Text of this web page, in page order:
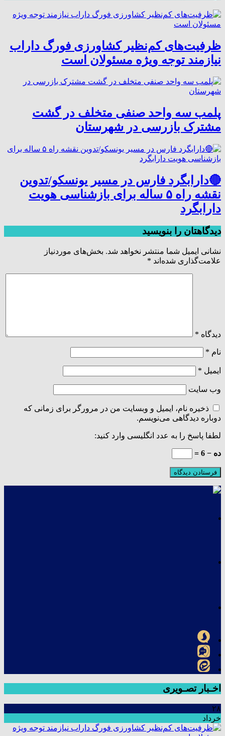
ظرفیت‌های کم‌نظیر کشاورزی فورگ داراب
نیازمند توجه ویژه مسئولان است
پلمب سه واحد صنفی متخلف در گشت
مشترک بازرسی در شهرستان
🔴دارابگرد فارس در مسیر یونسکو/تدوین
نقشه راه ۵ ساله برای بازشناسی هویت
دارابگرد
دیدگاهتان را بنویسید
نشانی ایمیل شما منتشر نخواهد شد. بخش‌های موردنیاز
علامت‌گذاری شده‌اند *
دیدگاه *
نام *
ایمیل *
وب‌ سایت
ذخیره نام، ایمیل و وبسایت من در مرورگر برای زمانی که
دوباره دیدگاهی می‌نویسم.
لطفا پاسخ را به عدد انگلیسی وارد کنید:
ده − 6 =
اخـبار تصـویری
۲۸
خرداد